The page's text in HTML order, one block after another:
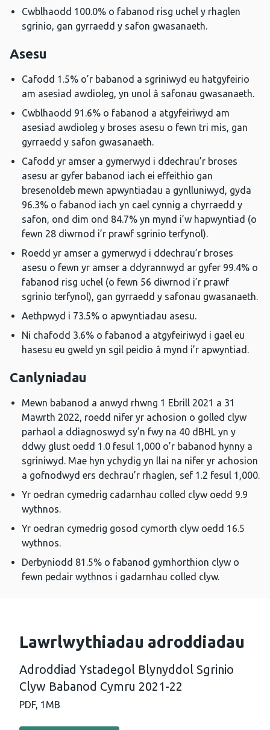
Cwblhaodd 100.0% o fabanod risg uchel y rhaglen
sgrinio, gan gyrraedd y safon gwasanaeth.
Asesu
Cafodd 1.5% o’r babanod a sgriniwyd eu hatgyfeirio
am asesiad awdioleg, yn unol â safonau gwasanaeth.
Cwblhaodd 91.6% o fabanod a atgyfeiriwyd am
asesiad awdioleg y broses asesu o fewn tri mis, gan
gyrraedd y safon gwasanaeth.
Cafodd yr amser a gymerwyd i ddechrau’r broses
asesu ar gyfer babanod iach ei effeithio gan
bresenoldeb mewn apwyntiadau a gynlluniwyd, gyda
96.3% o fabanod iach yn cael cynnig a chyrraedd y
safon, ond dim ond 84.7% yn mynd i’w hapwyntiad (o
fewn 28 diwrnod i’r prawf sgrinio terfynol).
Roedd yr amser a gymerwyd i ddechrau’r broses
asesu o fewn yr amser a ddyrannwyd ar gyfer 99.4% o
fabanod risg uchel (o fewn 56 diwrnod i’r prawf
sgrinio terfynol), gan gyrraedd y safonau gwasanaeth.
Aethpwyd i 73.5% o apwyntiadau asesu.
Ni chafodd 3.6% o fabanod a atgyfeiriwyd i gael eu
hasesu eu gweld yn sgil peidio â mynd i’r apwyntiad.
Canlyniadau
Mewn babanod a anwyd rhwng 1 Ebrill 2021 a 31
Mawrth 2022, roedd nifer yr achosion o golled clyw
parhaol a ddiagnoswyd sy’n fwy na 40 dBHL yn y
ddwy glust oedd 1.0 fesul 1,000 o’r babanod hynny a
sgriniwyd. Mae hyn ychydig yn llai na nifer yr achosion
a gofnodwyd ers dechrau’r rhaglen, sef 1.2 fesul 1,000.
Yr oedran cymedrig cadarnhau colled clyw oedd 9.9
wythnos.
Yr oedran cymedrig gosod cymorth clyw oedd 16.5
wythnos.
Derbyniodd 81.5% o fabanod gymhorthion clyw o
fewn pedair wythnos i gadarnhau colled clyw.
Lawrlwythiadau adroddiadau
Adroddiad Ystadegol Blynyddol Sgrinio
Clyw Babanod Cymru 2021-22
PDF, 1MB